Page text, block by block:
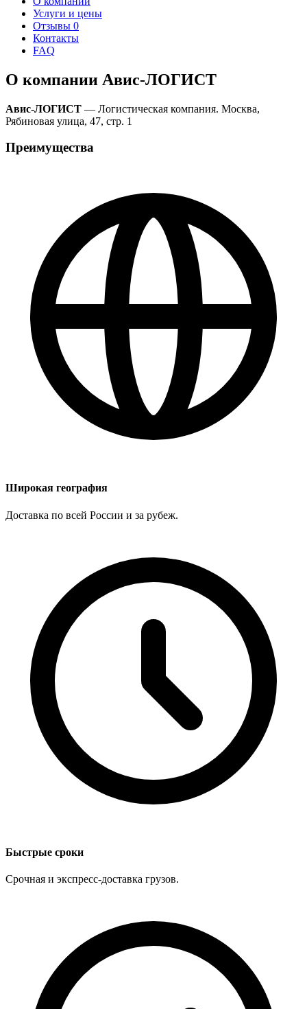
Услуги и цены
Отзывы 0
Контакты
FAQ
О компании Авис-ЛОГИСТ
Авис-ЛОГИСТ — Логистическая компания. Москва,
Рябиновая улица, 47, стр. 1
Преимущества
Широкая география
Доставка по всей России и за рубеж.
Быстрые сроки
Срочная и экспресс-доставка грузов.